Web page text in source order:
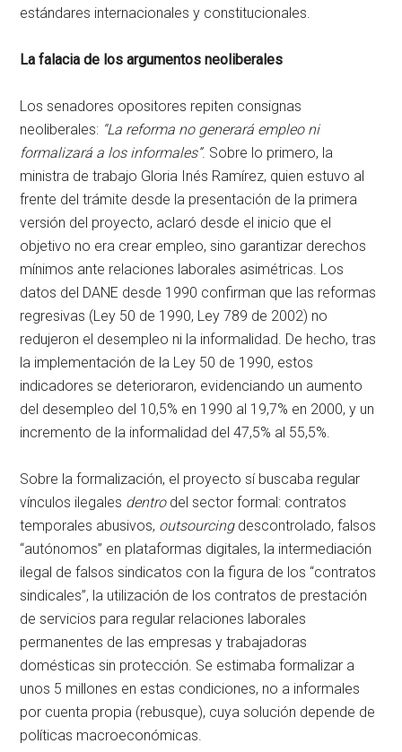
estándares internacionales y constitucionales.
La falacia de los argumentos neoliberales
Los senadores opositores repiten consignas
neoliberales: “La reforma no generará empleo ni
formalizará a los informales”. Sobre lo primero, la
ministra de trabajo Gloria Inés Ramírez, quien estuvo al
frente del trámite desde la presentación de la primera
versión del proyecto, aclaró desde el inicio que el
objetivo no era crear empleo, sino garantizar derechos
mínimos ante relaciones laborales asimétricas. Los
datos del DANE desde 1990 confirman que las reformas
regresivas (Ley 50 de 1990, Ley 789 de 2002) no
redujeron el desempleo ni la informalidad. De hecho, tras
la implementación de la Ley 50 de 1990, estos
indicadores se deterioraron, evidenciando un aumento
del desempleo del 10,5% en 1990 al 19,7% en 2000, y un
incremento de la informalidad del 47,5% al 55,5%.
Sobre la formalización, el proyecto sí buscaba regular
vínculos ilegales dentrodel sector formal: contratos
temporales abusivos, outsourcingdescontrolado, falsos
“autónomos” en plataformas digitales, la intermediación
ilegal de falsos sindicatos con la figura de los “contratos
sindicales”, la utilización de los contratos de prestación
de servicios para regular relaciones laborales
permanentes de las empresas y trabajadoras
domésticas sin protección. Se estimaba formalizar a
unos 5 millones en estas condiciones, no a informales
por cuenta propia (rebusque), cuya solución depende de
políticas macroeconómicas.